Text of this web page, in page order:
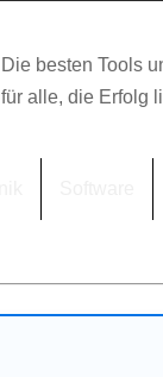
Die besten Tools
für alle, die Erfolg